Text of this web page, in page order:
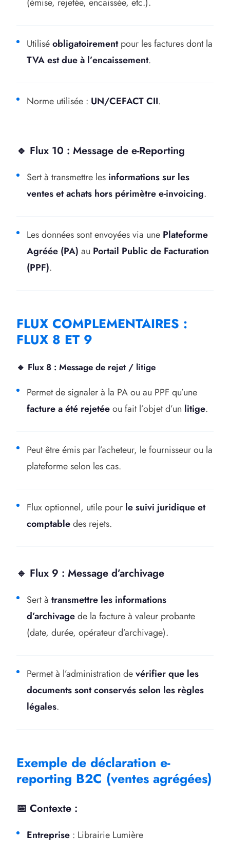
Utiliséobligatoirementpour les factures dont la
TVA est due à l’encaissement.
Norme utilisée : UN/CEFACT CII.
🔹 Flux 10 : Message de e-Reporting
Sert à transmettre les informations sur les
ventes et achats hors périmètre e-invoicing.
Les données sont envoyées via une Plateforme
Agréée (PA) au Portail Public de Facturation
(PPF).
FLUX COMPLEMENTAIRES :
FLUX 8 ET 9
🔹 Flux 8 : Message de rejet / litige
Permet de signaler à la PA ou au PPF qu’une
facture a été rejetéeou fait l’objet d’un litige.
Peut être émis par l’acheteur, le fournisseur ou la
plateforme selon les cas.
Flux optionnel, utile pour le suivi juridique et
comptabledes rejets.
🔹 Flux 9 : Message d’archivage
Sert à transmettre les informations
d’archivagede la facture à valeur probante
(date, durée, opérateur d’archivage).
Permet à l’administration devérifier que les
documents sont conservés selon les règles
légales.
Exemple de déclaration e-
reporting B2C (ventes agrégées)
📅 Contexte :
Entreprise : Librairie Lumière